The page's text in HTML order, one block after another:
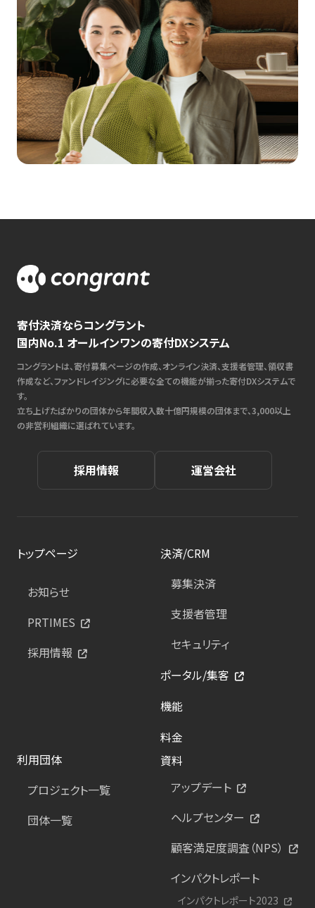
寄付決済ならコングラント
国内No.1 オールインワンの寄付DXシステム
コングラントは、寄付募集ページの作成、オンライン決済、支援者管理、領収書
作成など、ファンドレイジングに必要な全ての機能が揃った寄付DXシステムで
す。
立ち上げたばかりの団体から年間収入数十億円規模の団体まで、3,000以上
の非営利組織に選ばれています。
採用情報 運営会社
トップページ
お知らせ
PRTIMES
採用情報
決済/CRM
募集決済
支援者管理
セキュリティ
ポータル/集客
機能
料金
利用団体
プロジェクト一覧
団体一覧
資料
アップデート
ヘルプセンター
顧客満足度調査（NPS）
インパクトレポート
インパクトレポート2023